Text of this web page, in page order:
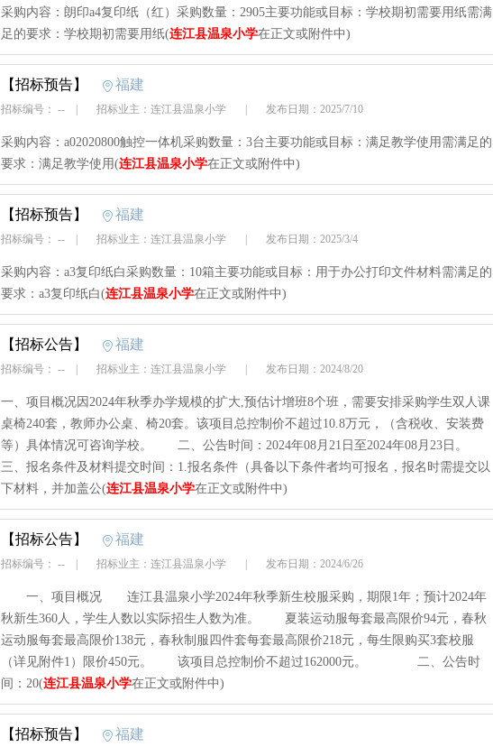
采购内容：朗印a4复印纸（红）采购数量：2905主要功能或目标：学校期初需要用纸需满
足的要求：学校期初需要用纸(连江县温泉小学在正文或附件中)
【招标预告】 福建
招标编号： -- 招标业主：连江县温泉小学 发布日期：2025/7/10
采购内容：a02020800触控一体机采购数量：3台主要功能或目标：满足教学使用需满足的
要求：满足教学使用(连江县温泉小学在正文或附件中)
【招标预告】 福建
招标编号： -- 招标业主：连江县温泉小学 发布日期：2025/3/4
采购内容：a3复印纸白采购数量：10箱主要功能或目标：用于办公打印文件材料需满足的
要求：a3复印纸白(连江县温泉小学在正文或附件中)
【招标公告】 福建
招标编号： -- 招标业主：连江县温泉小学 发布日期：2024/8/20
一、项目概况因2024年秋季办学规模的扩大,预估计增班8个班，需要安排采购学生双人课
桌椅240套，教师办公桌、椅20套。该项目总控制价不超过10.8万元，（含税收、安装费
等）具体情况可咨询学校。 二、公告时间：2024年08月21日至2024年08月23日。
三、报名条件及材料提交时间：1.报名条件（具备以下条件者均可报名，报名时需提交以
下材料，并加盖公(连江县温泉小学在正文或附件中)
【招标公告】 福建
招标编号： -- 招标业主：连江县温泉小学 发布日期：2024/6/26
一、项目概况 连江县温泉小学2024年秋季新生校服采购，期限1年；预计2024年
秋新生360人，学生人数以实际招生人数为准。 夏装运动服每套最高限价94元，春秋
运动服每套最高限价138元，春秋制服四件套每套最高限价218元，每生限购买3套校服
（详见附件1）限价450元。 该项目总控制价不超过162000元。 二、公告时
间：20(连江县温泉小学在正文或附件中)
【招标预告】 福建